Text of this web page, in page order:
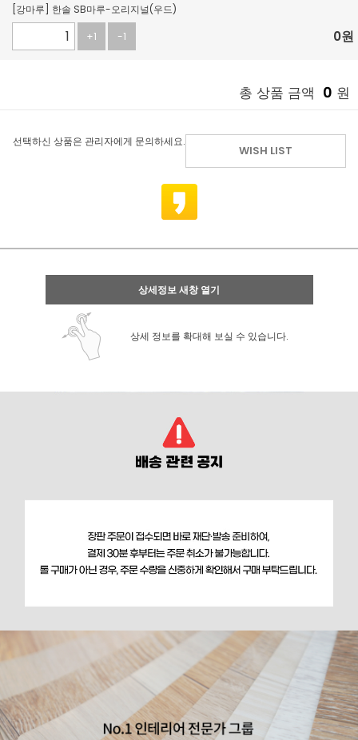
[강마루] 한솔 SB마루-오리지널(우드)
+1
-1 0원
총 상품 금액 0 원
WISH LIST
선택하신 상품은 관리자에게 문의하세요.
상세정보 새창 열기
상세 정보를 확대해 보실 수 있습니다.